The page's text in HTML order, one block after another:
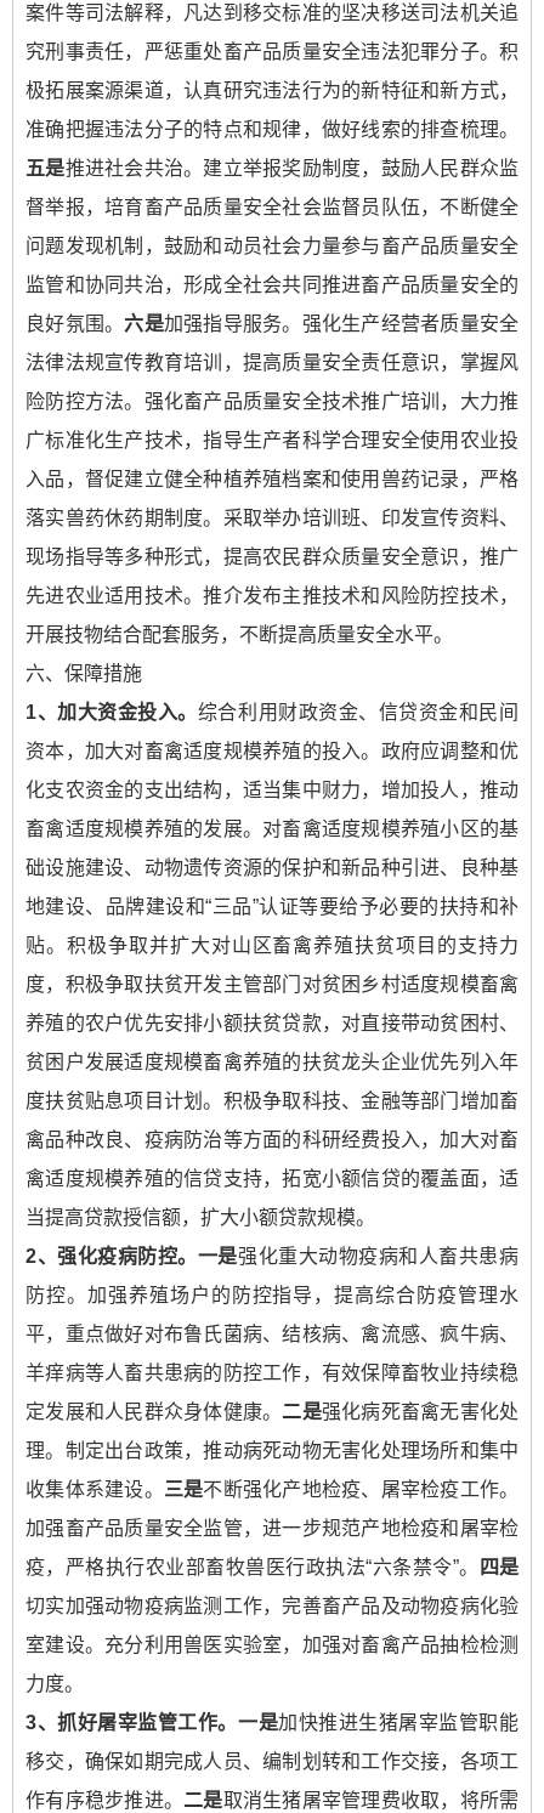
案件等司法解释，凡达到移交标准的坚决移送司法机关追
究刑事责任，严惩重处畜产品质量安全违法犯罪分子。积
极拓展案源渠道，认真研究违法行为的新特征和新方式，
准确把握违法分子的特点和规律，做好线索的排查梳理。
五是推进社会共治。建立举报奖励制度，鼓励人民群众监
督举报，培育畜产品质量安全社会监督员队伍，不断健全
问题发现机制，鼓励和动员社会力量参与畜产品质量安全
监管和协同共治，形成全社会共同推进畜产品质量安全的
良好氛围。 六是加强指导服务。强化生产经营者质量安全
法律法规宣传教育培训，提高质量安全责任意识，掌握风
险防控方法。强化畜产品质量安全技术推广培训，大力推
广标准化生产技术，指导生产者科学合理安全使用农业投
入品，督促建立健全种植养殖档案和使用兽药记录，严格
落实兽药休药期制度。采取举办培训班、印发宣传资料、
现场指导等多种形式，提高农民群众质量安全意识，推广
先进农业适用技术。推介发布主推技术和风险防控技术，
开展技物结合配套服务，不断提高质量安全水平。
六、保障措施
1、加大资金投入。 综合利用财政资金、信贷资金和民间
资本，加大对畜禽适度规模养殖的投入。政府应调整和优
化支农资金的支出结构，适当集中财力，增加投人，推动
畜禽适度规模养殖的发展。对畜禽适度规模养殖小区的基
础设施建设、动物遗传资源的保护和新品种引进、良种基
地建设、品牌建设和“三品”认证等要给予必要的扶持和补
贴。积极争取并扩大对山区畜禽养殖扶贫项目的支持力
度，积极争取扶贫开发主管部门对贫困乡村适度规模畜禽
养殖的农户优先安排小额扶贫贷款，对直接带动贫困村、
贫困户发展适度规模畜禽养殖的扶贫龙头企业优先列入年
度扶贫贴息项目计划。积极争取科技、金融等部门增加畜
禽品种改良、疫病防治等方面的科研经费投入，加大对畜
禽适度规模养殖的信贷支持，拓宽小额信贷的覆盖面，适
当提高贷款授信额，扩大小额贷款规模。
2、强化疫病防控。 一是强化重大动物疫病和人畜共患病
防控。加强养殖场户的防控指导，提高综合防疫管理水
平，重点做好对布鲁氏菌病、结核病、禽流感、疯牛病、
羊痒病等人畜共患病的防控工作，有效保障畜牧业持续稳
定发展和人民群众身体健康。 二是强化病死畜禽无害化处
理。制定出台政策，推动病死动物无害化处理场所和集中
收集体系建设。 三是不断强化产地检疫、屠宰检疫工作。
加强畜产品质量安全监管，进一步规范产地检疫和屠宰检
疫，严格执行农业部畜牧兽医行政执法“六条禁令”。
四是
切实加强动物疫病监测工作，完善畜产品及动物疫病化验
室建设。充分利用兽医实验室，加强对畜禽产品抽检检测
力度。
3、抓好屠宰监管工作。 一是加快推进生猪屠宰监管职能
移交，确保如期完成人员、编制划转和工作交接，各项工
作有序稳步推进。 二是取消生猪屠宰管理费收取，将所需